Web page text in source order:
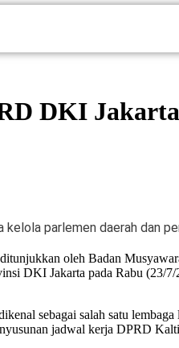
DKI
parlemen daerah dan
oleh Badan
DKI Jakarta pada Rabu (23/
sebagai salah satu
jadwal kerja DPRD